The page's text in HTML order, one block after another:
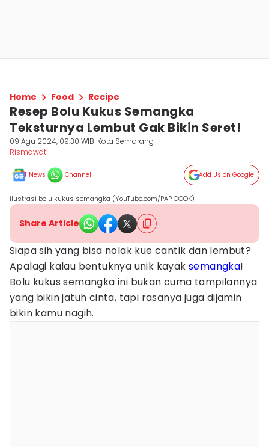
Home Food Recipe
Resep Bolu Kukus Semangka
Teksturnya Lembut Gak Bikin Seret!
09 Agu 2024, 09:30 WIB Kota Semarang
Rismawati
News Channel Add Us on Google
ilustrasi bolu kukus semangka (YouTube.com/PAP COOK)
Share Article
Siapa sih yang bisa nolak kue cantik dan lembut?
Apalagi kalau bentuknya unik kayak semangka!
Bolu kukus semangka ini bukan cuma tampilannya
yang bikin jatuh cinta, tapi rasanya juga dijamin
bikin kamu nagih.